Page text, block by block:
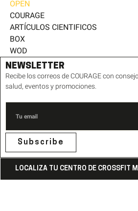
OPEN
COURAGE
ARTÍCULOS CIENTIFICOS
BOX
WOD
NEWSLETTER
Recibe los correos de COURAGE con
salud, eventos y promociones.
Subscribe
LOCALIZA TU CENTRO DE CROSSFIT